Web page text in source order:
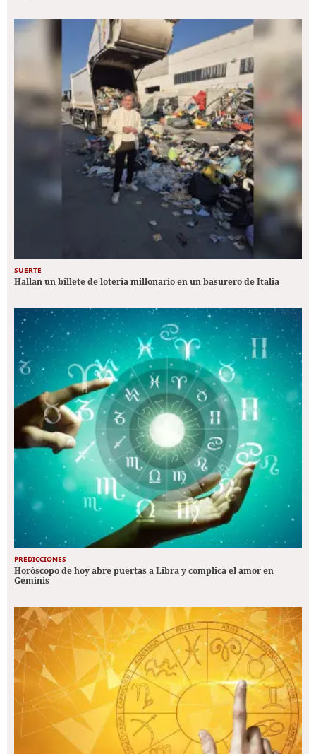
SUERTE
Hallan un billete de lotería millonario en un basurero de Italia
PREDICCIONES
Horóscopo de hoy abre puertas a Libra y complica el amor en
Géminis